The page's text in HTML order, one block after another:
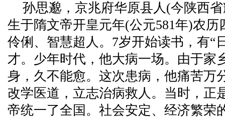
孙思邈，京兆府华原县人(今陕西
生于隋文帝开皇元年(公元581年)农
伶俐、智慧超人。7岁开始读书，有“
才。少年时代，他大病一场。由于家
身，久不能愈。这次患病，他痛苦万
改学医道，立志治病救人。当时，正
帝统一了全国。社会安定、经济繁荣